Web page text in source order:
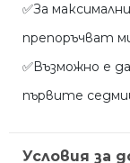
✅За
препоръчват
✅Възможно е
първите
Условия за